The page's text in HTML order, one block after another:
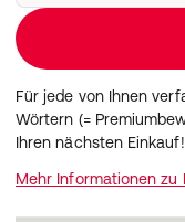
Für jede von Ihnen
Wörtern (=
Ihren nächsten Einkauf!
Mehr Informationen zu